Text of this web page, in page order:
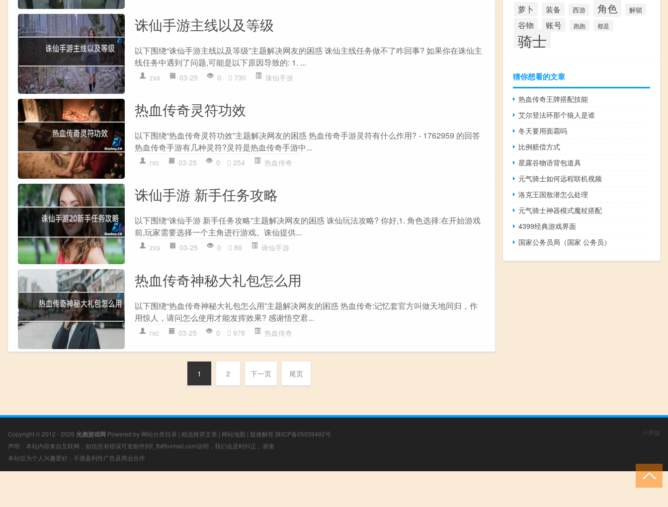
诛仙手游主线以及等级
以下围绕“诛仙手游主线以及等级”主题解决网友的困惑 诛仙主线任务做不了咋回事? 如果你在诛仙主
线任务中遇到了问题,可能是以下原因导致的: 1. ...
zxs 03-25 0 730 诛仙手游
热血传奇灵符功效
以下围绕“热血传奇灵符功效”主题解决网友的困惑 热血传奇手游灵符有什么作用? - 1762959 的回答
热血传奇手游有几种灵符?灵符是热血传奇手游中...
rxc 03-25 0 254 热血传奇
诛仙手游 新手任务攻略
以下围绕“诛仙手游 新手任务攻略”主题解决网友的困惑 诛仙玩法攻略? 你好,1. 角色选择:在开始游戏
前,玩家需要选择一个主角进行游戏。诛仙提供...
zxs 03-25 0 86 诛仙手游
热血传奇神秘大礼包怎么用
以下围绕“热血传奇神秘大礼包怎么用”主题解决网友的困惑 热血传奇:记忆套官方叫做天地同归，作
用惊人，请问怎么使用才能发挥效果? 感谢悟空君...
rxc 03-25 0 978 热血传奇
1 2 下一页 尾页
萝卜 装备 西游 角色 解锁
谷物 账号 跑跑 都是
骑士
猜你想看的文章
热血传奇王牌搭配技能
艾尔登法环那个狼人是谁
冬天要用面霜吗
比例赔偿方式
星露谷物语背包道具
元气骑士如何远程联机视频
洛克王国敖潜怎么处理
元气骑士神器模式魔杖搭配
4399经典游戏界面
国家公务员局（国家 公务员）
Copyright © 2012 - 2026 光彪游戏网 Powered by 网站分类目录 | 精选推荐文章 | 网站地图 | 疑难解答 陕ICP备05039492号
声明：本站内容来自互联网，如信息有错误可发邮件到f_fb#foxmail.com说明，我们会及时纠正，谢谢
本站仅为个人兴趣爱好，不接盈利性广告及商业合作
小男孩